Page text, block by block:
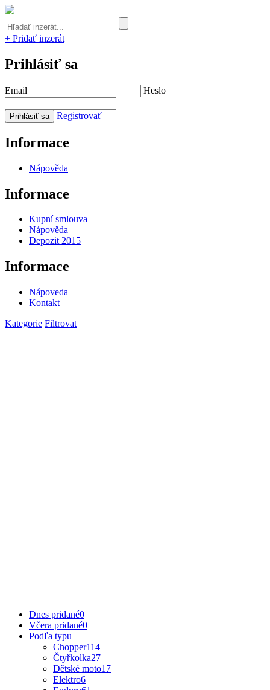
+ Pridať inzerát
Prihlásiť sa
Email Heslo
Registrovať
Informace
Nápověda
Informace
Kupní smlouva
Nápověda
Depozit 2015
Informace
Nápoveda
Kontakt
Kategorie Filtrovat
Dnes pridané0
Včera pridané0
Podľa typu
Chopper114
Čtyřkolka27
Dětské moto17
Elektro6